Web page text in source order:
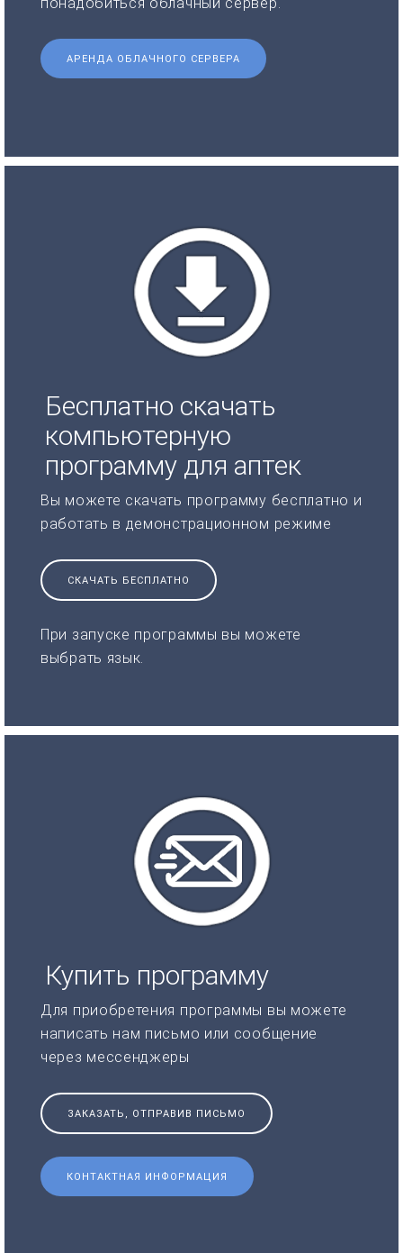
АРЕНДА ОБЛАЧНОГО СЕРВЕРА
Бесплатно скачать
компьютерную
программу для аптек
Вы можете скачать программу бесплатно и
работать в демонстрационном режиме
СКАЧАТЬ БЕСПЛАТНО
При запуске программы вы можете
выбрать язык.
Купить программу
Для приобретения программы вы можете
написать нам письмо или сообщение
через мессенджеры
ЗАКАЗАТЬ, ОТПРАВИВ ПИСЬМО
КОНТАКТНАЯ ИНФОРМАЦИЯ